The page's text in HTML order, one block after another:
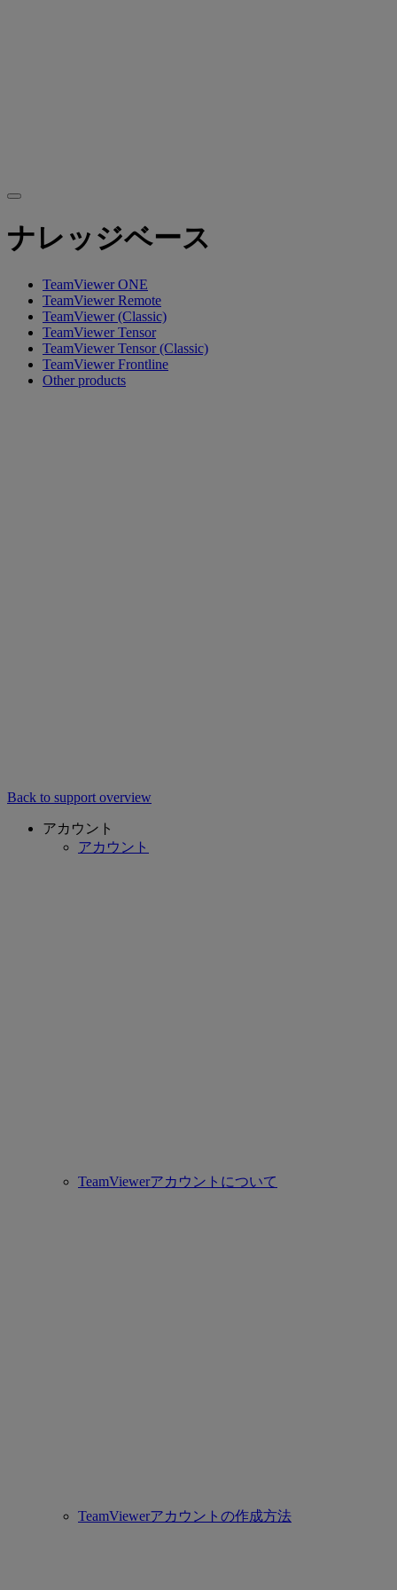
ナレッジベース
TeamViewer ONE
TeamViewer Remote
TeamViewer (Classic)
TeamViewer Tensor
TeamViewer Tensor (Classic)
TeamViewer Frontline
Other products
Back to support overview
アカウント
アカウント
TeamViewerアカウントについて
TeamViewerアカウントの作成方法